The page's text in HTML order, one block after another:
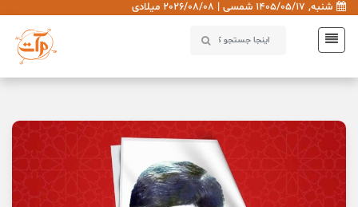
شنبه, 1405/05/17 شمسی | 2026/08/08 میلادی